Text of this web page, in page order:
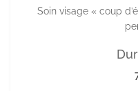
Soin visage « coup